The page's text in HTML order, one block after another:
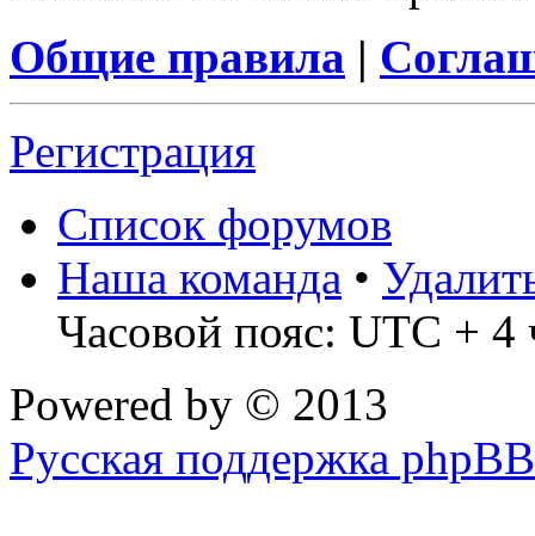
Общие правила |
Регистрация
Список форумов
Наша команда •
Часовой пояс: UTC + 4
Powered by © 2013
Русская поддержка phpBB